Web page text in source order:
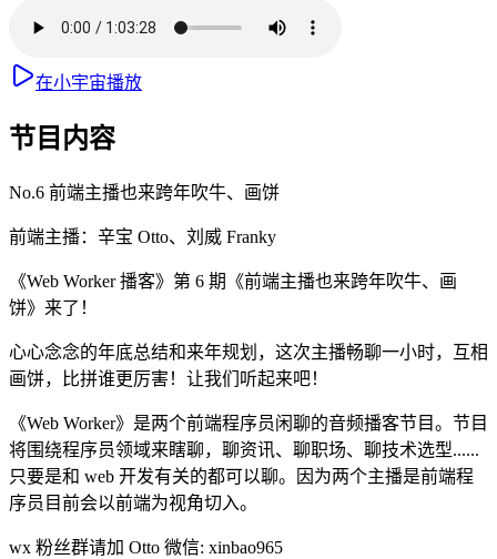
在小宇宙播放
节目内容
No.6 前端主播也来跨年吹牛、画饼
前端主播：辛宝 Otto、刘威 Franky
《Web Worker 播客》第 6 期《前端主播也来跨年吹牛、画
饼》来了！
心心念念的年底总结和来年规划，这次主播畅聊一小时，互相
画饼，比拼谁更厉害！让我们听起来吧！
《Web Worker》是两个前端程序员闲聊的音频播客节目。节目
将围绕程序员领域来瞎聊，聊资讯、聊职场、聊技术选型......
只要是和 web 开发有关的都可以聊。因为两个主播是前端程
序员目前会以前端为视角切入。
wx 粉丝群请加 Otto 微信: xinbao965